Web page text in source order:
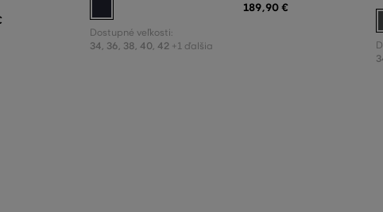
189,90 €
Dostupné veľkosti:
34, 36, 38, 40, 42 +1 ďalšia